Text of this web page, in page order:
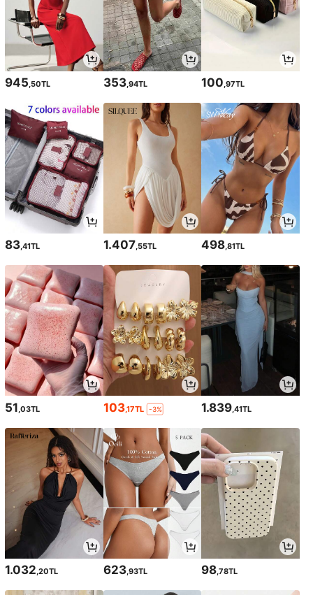
945,50TL 353,94TL 100,97TL
83,41TL 1.407,55TL 498,81TL
51 ,03TL 103,17TL -3% 1.839 ,41TL
1.032 ,20TL 623,93TL 98 ,78TL